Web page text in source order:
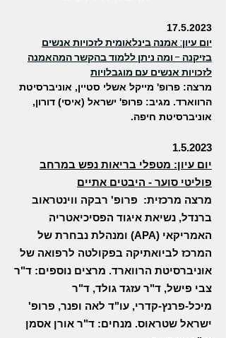
17.5.2023
יום עיון: אמנה בינלאומית לזכויות אנשים
בזיקנה - ומה ניתן ללמוד בהקשר המהאמנה
לזכויות אנשים עם מוגבלויות
מרצה: פרופ' מייקל אשלי סטיין, אוניברסיטת
הרווארד. מגיב: פרופ' ישראל (איסי) דורון,
אוניברסיטת חיפה.
1.5.2023
יום עיון: מטפלי בריאות נפש במרחב
פוליטי סוער - היבטים אתיים
מרצה מרכזית: פרופ' רבקה ווינטראוב
ברנדל, נשיאת איגוד הפסיכיאטריה
האמריקאי (APA) ומנהלת נבחרת של
המרכז לביואתיקה בפקולטה לרפואה של
אוניברסיטת הרווארד. מרצים נוספים: ד"ר
צבי פישל, ד"ר עזגד גולד, ד"ר
מיכל-פרנץ-קדרי, עו"ד לאה ופנר, פרופ'
ישראל שטראוס. מנחים: ד"ר אורן אסמן